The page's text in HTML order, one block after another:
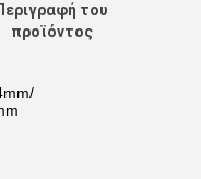
του
προϊόντος